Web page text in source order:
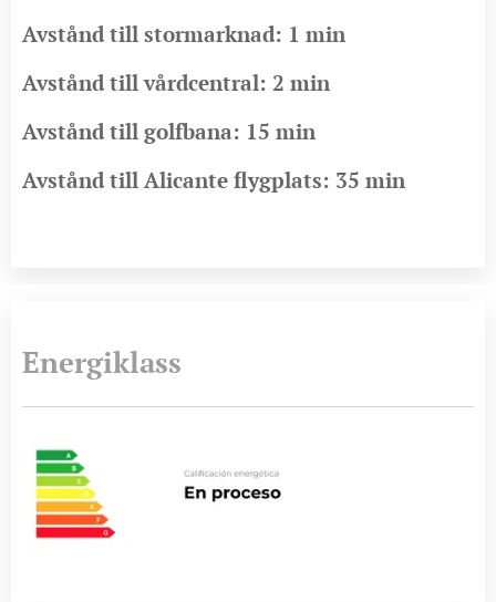
Avstånd till stormarknad: 1 min
Avstånd till vårdcentral: 2 min
Avstånd till golfbana: 15 min
Avstånd till Alicante flygplats: 35 min
Energiklass